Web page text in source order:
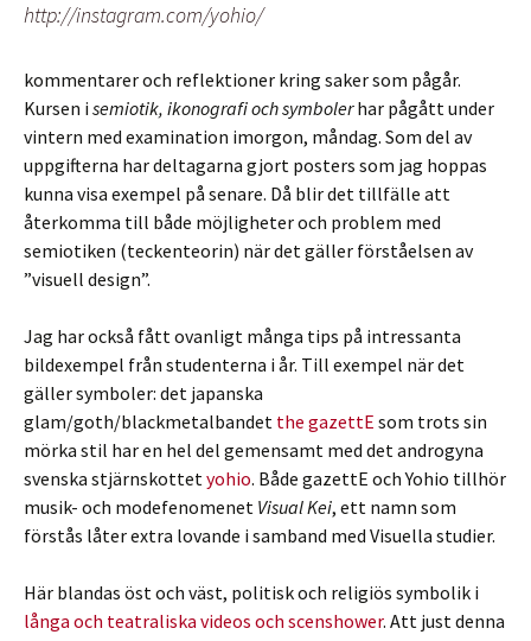
http://instagram.com/yohio/
kommentarer och reflektioner kring saker som pågår.
Kursen i semiotik, ikonografi och symbolerhar pågått under
vintern med examination imorgon, måndag. Som del av
uppgifterna har deltagarna gjort posters som jag hoppas
kunna visa exempel på senare. Då blir det tillfälle att
återkomma till både möjligheter och problem med
semiotiken (teckenteorin) när det gäller förståelsen av
”visuell design”.
Jag har också fått ovanligt många tips på intressanta
bildexempel från studenterna i år. Till exempel när det
gäller symboler: det japanska
glam/goth/blackmetalbandet the gazettE som trots sin
mörka stil har en hel del gemensamt med det androgyna
svenska stjärnskottetyohio. Både gazettE och Yohio tillhör
musik- och modefenomenet Visual Kei, ett namn som
förstås låter extra lovande i samband med Visuella studier.
Här blandas öst och väst, politisk och religiös symbolik i
långa och teatraliska videos och scenshower. Att just denna